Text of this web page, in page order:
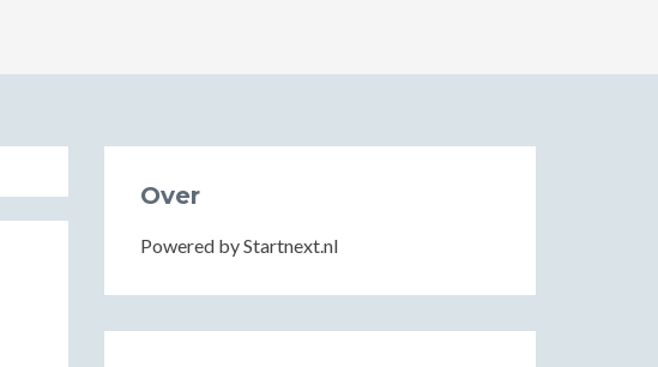
Over
Powered by Startnext.nl